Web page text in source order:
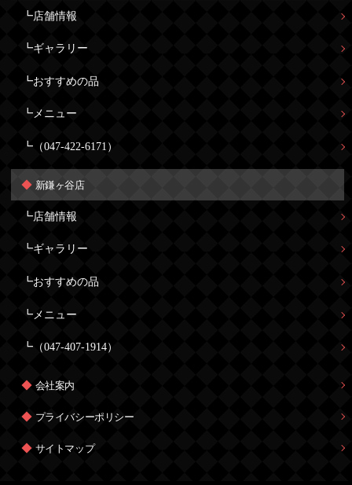
店舗情報
ギャラリー
おすすめの品
メニュー
（047-422-6171）
新鎌ヶ谷店
店舗情報
ギャラリー
おすすめの品
メニュー
（047-407-1914）
会社案内
プライバシーポリシー
サイトマップ